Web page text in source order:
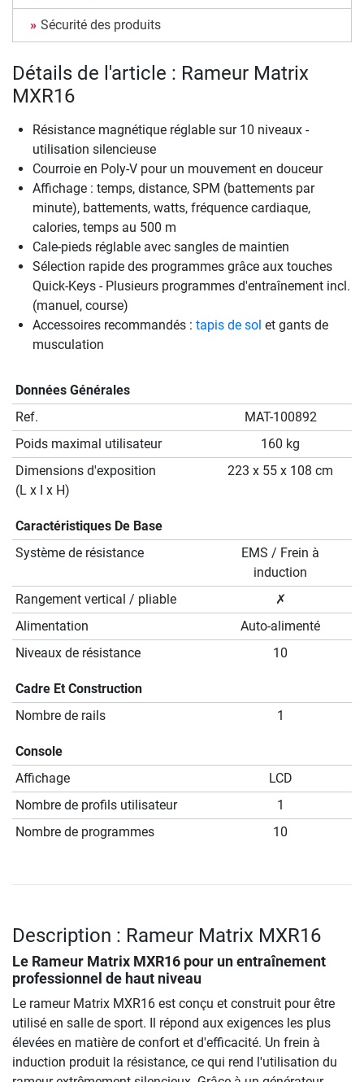
Sécurité des produits
Détails de l'article : Rameur Matrix
MXR16
Résistance magnétique réglable sur 10 niveaux -
utilisation silencieuse
Courroie en Poly-V pour un mouvement en douceur
Affichage : temps, distance, SPM (battements par
minute), battements, watts, fréquence cardiaque,
calories, temps au 500 m
Cale-pieds réglable avec sangles de maintien
Sélection rapide des programmes grâce aux touches
Quick-Keys - Plusieurs programmes d'entraînement incl.
(manuel, course)
Accessoires recommandés : tapis de sol et gants de
musculation
Données Générales
Ref.
MAT-100892
Poids maximal utilisateur
160 kg
Dimensions d'exposition
(L x I x H)
223 x 55 x 108 cm
Caractéristiques De Base
Système de résistance
EMS / Frein à
induction
Rangement vertical / pliable
✗
Alimentation
Auto-alimenté
Niveaux de résistance
10
Cadre Et Construction
Nombre de rails
1
Console
Affichage
LCD
Nombre de profils utilisateur
1
Nombre de programmes
10
Description : Rameur Matrix MXR16
Le Rameur Matrix MXR16 pour un entraînement
professionnel de haut niveau
Le rameur Matrix MXR16 est conçu et construit pour être
utilisé en salle de sport. Il répond aux exigences les plus
élevées en matière de confort et d'efficacité. Un frein à
induction produit la résistance, ce qui rend l'utilisation du